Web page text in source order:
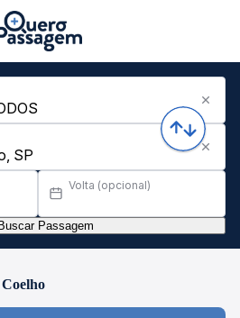
Volta (opcional)
Buscar Passagem